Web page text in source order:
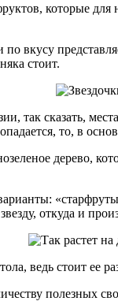
которые
вкусу
стоит.
сказать,
то, в
дерево,
откуда и
ведь стоит ее
полезных